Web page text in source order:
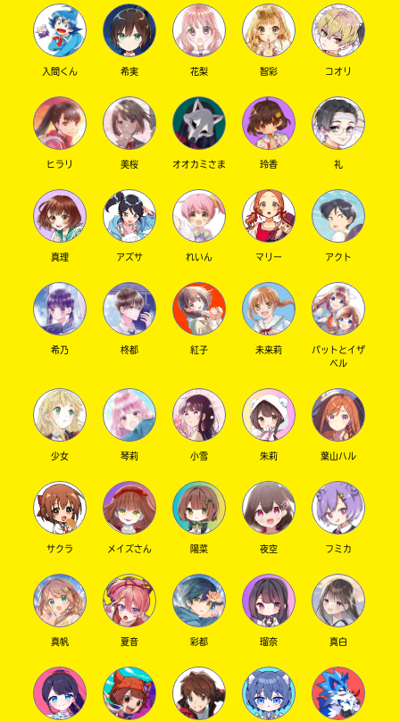
オフィシャルアカウント
入間くん 希実 花梨 智彩 コオリ
ヒラリ 美桜 オオカミさま 玲香 礼
真理 アズサ れいん マリー アクト
希乃 柊都 紅子 未来莉
パットとイザ
ベル
少女 琴莉 小雪 朱莉 葉山ハル
サクラ メイズさん 陽菜 夜空 フミカ
真帆 夏音 彩都 瑠奈 真白